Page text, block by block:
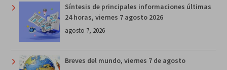
Síntesis de principales informaciones últimas
24 horas, viernes 7 agosto 2026
agosto 7, 2026
Breves del mundo, viernes 7 de agosto